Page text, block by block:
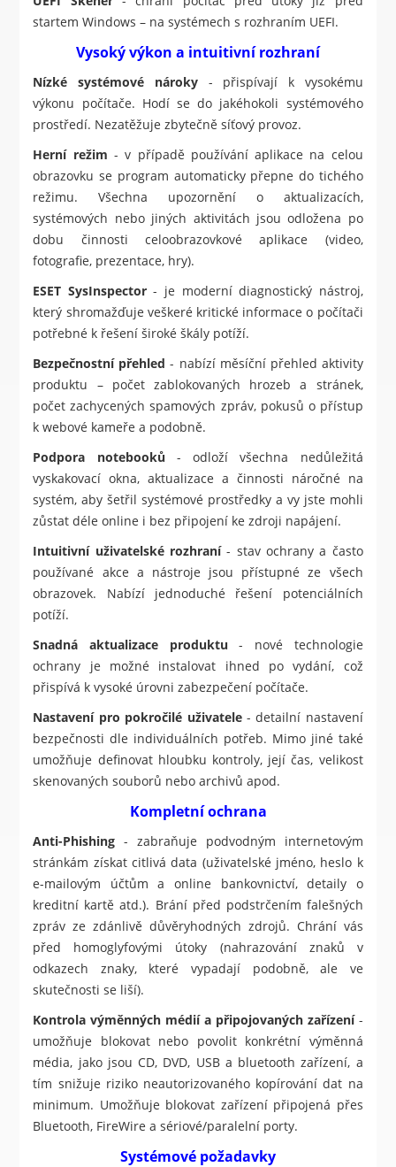
startem Windows – na systémech s rozhraním UEFI.
Vysoký výkon a intuitivní rozhraní
Nízké systémové nároky- přispívají k vysokému
výkonu počítače. Hodí se do jakéhokoli systémového
prostředí. Nezatěžuje zbytečně síťový provoz.
Herní režim - v případě používání aplikace na celou
obrazovku se program automaticky přepne do tichého
režimu. Všechna upozornění o aktualizacích,
systémových nebo jiných aktivitách jsou odložena po
dobu činnosti celoobrazovkové aplikace (video,
fotografie, prezentace, hry).
ESET SysInspector- je moderní diagnostický nástroj,
který shromažďuje veškeré kritické informace o počítači
potřebné k řešení široké škály potíží.
Bezpečnostní přehled - nabízí měsíční přehled aktivity
produktu – počet zablokovaných hrozeb a stránek,
počet zachycených spamových zpráv, pokusů o přístup
k webové kameře a podobně.
Podpora notebooků - odloží všechna nedůležitá
vyskakovací okna, aktualizace a činnosti náročné na
systém, aby šetřil systémové prostředky a vy jste mohli
zůstat déle online i bez připojení ke zdroji napájení.
Intuitivní uživatelské rozhraní- stav ochrany a často
používané akce a nástroje jsou přístupné ze všech
obrazovek. Nabízí jednoduché řešení potenciálních
potíží.
Snadná aktualizace produktu - nové technologie
ochrany je možné instalovat ihned po vydání, což
přispívá k vysoké úrovni zabezpečení počítače.
Nastavení pro pokročilé uživatele- detailní nastavení
bezpečnosti dle individuálních potřeb. Mimo jiné také
umožňuje definovat hloubku kontroly, její čas, velikost
skenovaných souborů nebo archivů apod.
Kompletní ochrana
Anti-Phishing - zabraňuje podvodným internetovým
stránkám získat citlivá data (uživatelské jméno, heslo k
e-mailovým účtům a online bankovnictví, detaily o
kreditní kartě atd.). Brání před podstrčením falešných
zpráv ze zdánlivě důvěryhodných zdrojů. Chrání vás
před homoglyfovými útoky (nahrazování znaků v
odkazech znaky, které vypadají podobně, ale ve
skutečnosti se liší).
Kontrola výměnných médií a připojovaných zařízení-
umožňuje blokovat nebo povolit konkrétní výměnná
média, jako jsou CD, DVD, USB a bluetooth zařízení, a
tím snižuje riziko neautorizovaného kopírování dat na
minimum. Umožňuje blokovat zařízení připojená přes
Bluetooth, FireWire a sériové/paralelní porty.
Systémové požadavky